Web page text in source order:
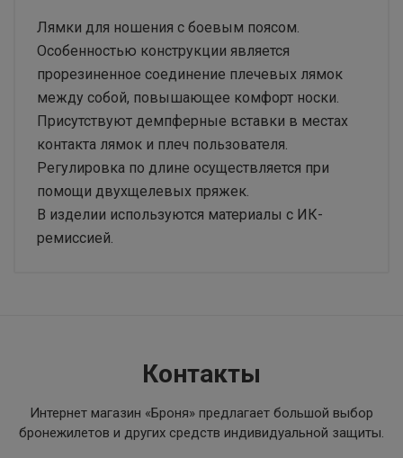
Лямки для ношения с боевым поясом.
Особенностью конструкции является
прорезиненное соединение плечевых лямок
между собой, повышающее комфорт носки.
Присутствуют демпферные вставки в местах
контакта лямок и плеч пользователя.
Регулировка по длине осуществляется при
помощи двухщелевых пряжек.
В изделии используются материалы с ИК-
ремиссией.
Контакты
Интернет магазин «Броня» предлагает большой выбор
бронежилетов и других средств индивидуальной защиты.